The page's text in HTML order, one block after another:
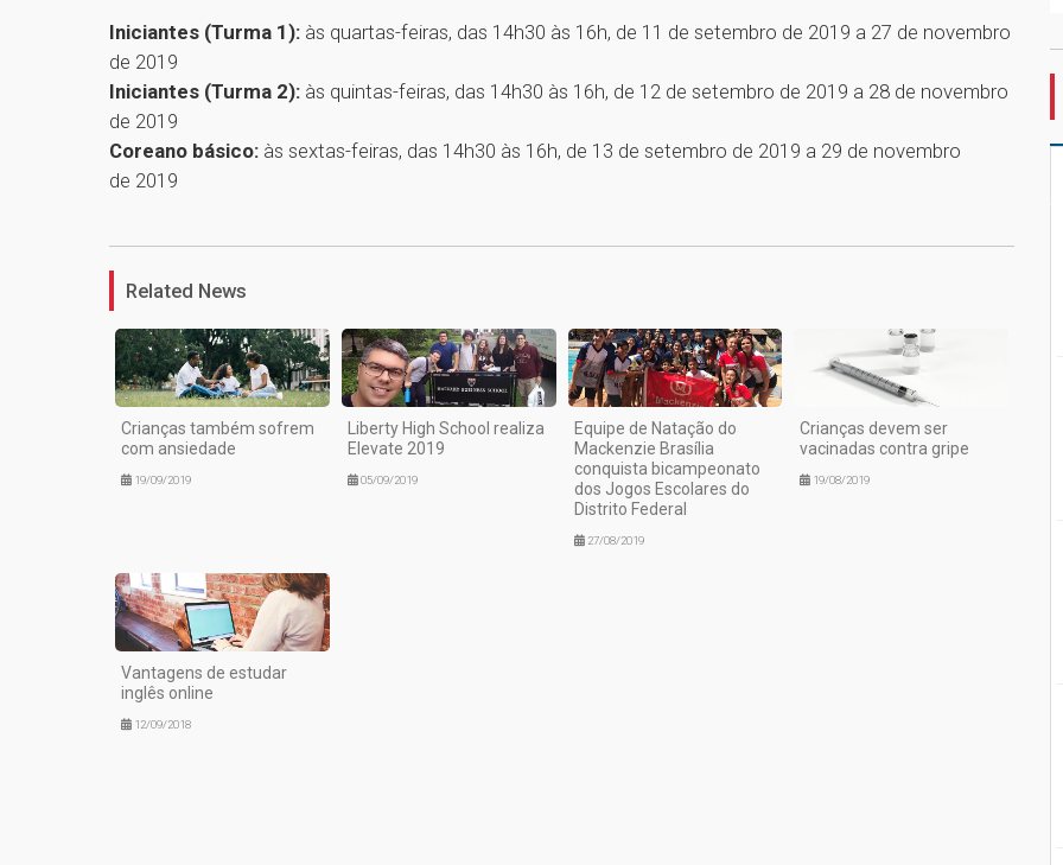
Iniciantes (Turma 1): às quartas-feiras, das 14h30 às 16h, de 11 de setembro de 2019 a 27 de novembro
de 2019
Iniciantes (Turma 2): às quintas-feiras, das 14h30 às 16h, de 12 de setembro de 2019 a 28 de novembro
de 2019
Coreano básico: às sextas-feiras, das 14h30 às 16h, de 13 de setembro de 2019 a 29 de novembro
de 2019
Related News
Crianças também sofrem
com ansiedade
19/09/2019
Liberty High School realiza
Elevate 2019
05/09/2019
Equipe de Natação do
Mackenzie Brasília
conquista bicampeonato
dos Jogos Escolares do
Distrito Federal
27/08/2019
Crianças devem ser
vacinadas contra gripe
19/08/2019
Vantagens de estudar
inglês online
12/09/2018